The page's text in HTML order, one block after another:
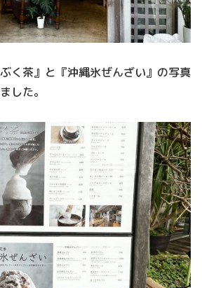
く茶』と『沖縄氷ぜんざい』の写真
した。